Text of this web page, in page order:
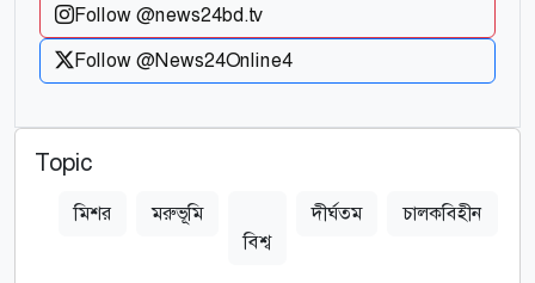
Follow @news24bd.tv
Follow @News24Online4
Topic
মিশর
মরুভূমি
বিশ্ব
দীর্ঘতম চালকবিহীন